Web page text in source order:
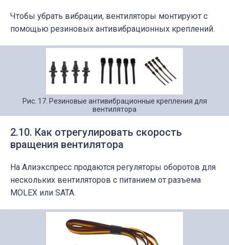
Чтобы убрать вибрации, вентиляторы монтируют с
помощью резиновых антивибрационных креплений.
Рис. 17. Резиновые антивибрационные крепления для
вентилятора
2.10. Как отрегулировать скорость
вращения вентилятора
На Алиэкспресс продаются регуляторы оборотов для
нескольких вентиляторов с питанием от разъема
MOLEX или SATA.